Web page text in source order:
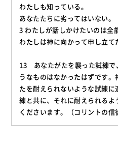
わたしも知っている。
あなたたちに劣ってはいない。
3 わたしが話しかけたいのは全
わたしは神に向かって申し立て
13 あなたがたを襲った試練で
うなものはなかったはずです
たを耐えられないような試練
練と共に、それに耐えられる
くださいます。（コリントの信